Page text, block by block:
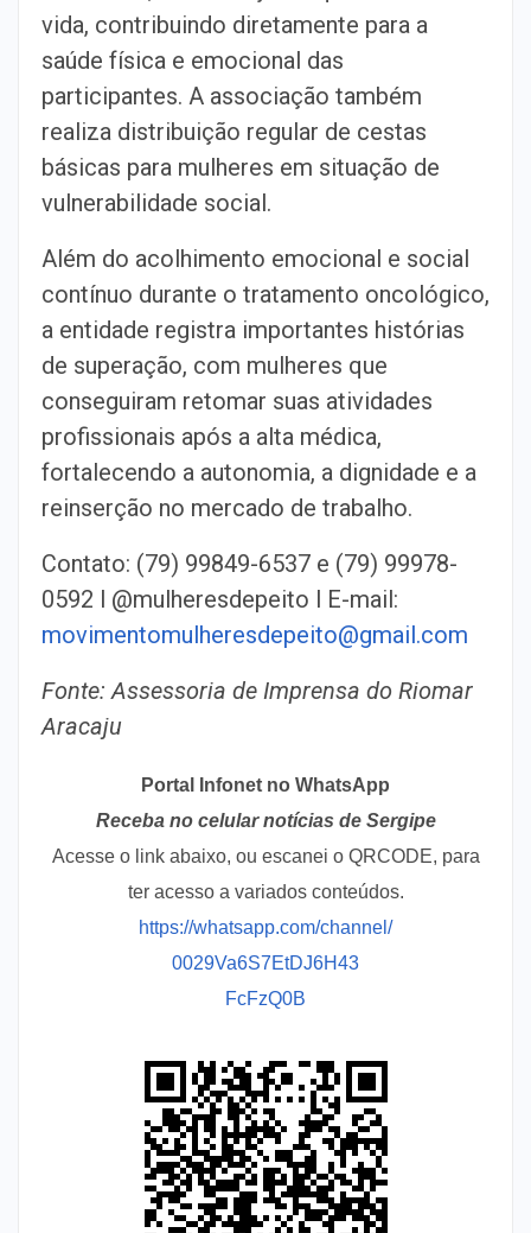
vida, contribuindo diretamente para a
saúde física e emocional das
participantes. A associação também
realiza distribuição regular de cestas
básicas para mulheres em situação de
vulnerabilidade social.
Além do acolhimento emocional e social
contínuo durante o tratamento oncológico,
a entidade registra importantes histórias
de superação, com mulheres que
conseguiram retomar suas atividades
profissionais após a alta médica,
fortalecendo a autonomia, a dignidade e a
reinserção no mercado de trabalho.
Contato: (79) 99849-6537 e (79) 99978-
0592 l @mulheresdepeito l E-mail:
movimentomulheresdepeito@gmail.com
Fonte: Assessoria de Imprensa do Riomar
Aracaju
Portal Infonet no WhatsApp
Receba no celular notícias de Sergipe
Acesse o link abaixo, ou escanei o QRCODE, para
ter acesso a variados conteúdos.
https://whatsapp.com/channel/
0029Va6S7EtDJ6H43
FcFzQ0B